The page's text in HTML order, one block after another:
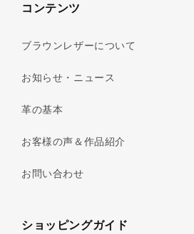
コンテンツ
ブラウンレザーについて
お知らせ・ニュース
革の基本
お客様の声＆作品紹介
お問い合わせ
ショッピングガイド